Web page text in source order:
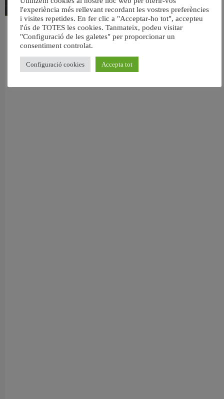
València reforma l’Escola Infantil Pardalets i instal·larà aire condicionat a totes
les aules
l'experiència més rellevant recordant les vostres preferències
i visites repetides. En fer clic a "Acceptar-ho tot", accepteu
l'ús de TOTES les cookies. Tanmateix, podeu visitar
"Configuració de les galetes" per proporcionar un
consentiment controlat.
Configuració cookies Accepta tot